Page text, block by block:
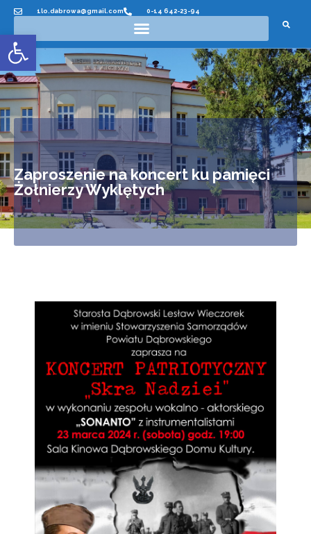
Otwórz pasek narzędzi
1lo.dabrowa@gmail.com 0-14 642-23-94
Zaproszenie na koncert ku pamięci
Żołnierzy Wyklętych